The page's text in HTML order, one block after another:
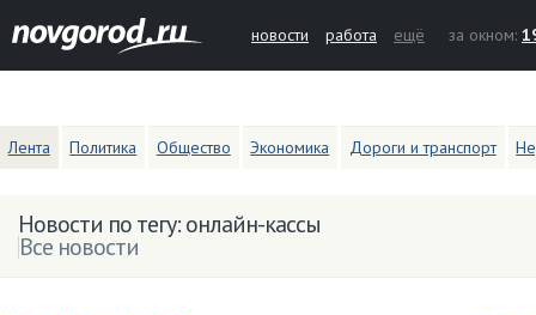
новости работа ещё за окном:
Лента Политика Общество Экономика Дороги и транспорт
Новости по тегу: онлайн-кассы
Все новости